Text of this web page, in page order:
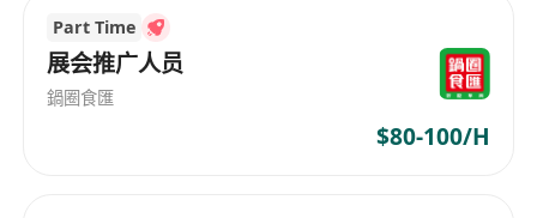
康復政策制定下的殘疾人士分類)的家庭和社群 關懷
無分國界、種族、宗教、文化、健康、性別和政治
的差異，我們團隊都願意去服侍每戶家庭成員靈魂
體的需要。 協會的網站www.agapas.hk
Part Time
展会推广人员
鍋圈食匯
$80-100/H